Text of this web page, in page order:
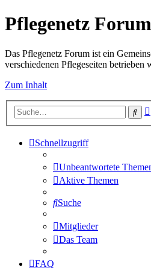
Pflegenetz Forum
Das Pflegenetz Forum ist ein
verschiedenen Pflegeseiten betrieben
Zum Inhalt
Schnellzugriff
Unbeantwortete
Aktive Themen
Suche
Mitglieder
Das Team
FAQ